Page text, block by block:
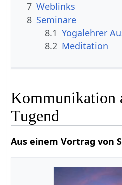
7 Weblinks
8 Seminare
8.1 Yogalehrer
8.2 Meditation
Kommunikation
Tugend
Aus einem Vortrag von